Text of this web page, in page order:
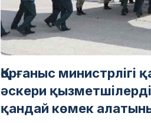
Қорғаныс министрлігі
әскери
қандай көмек